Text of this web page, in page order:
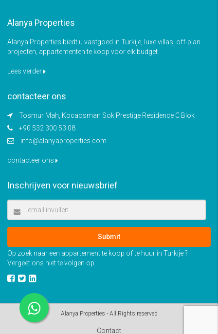
Alanya Properties
Alanya Properties biedt u vastgoed in Turkije, luxe villas, off-plan
projecten, appartementen te koop voor elk budget
Lees verder
contacteer ons
Tosmur Mah, Kocaosman Sok Prestige Residence C Blok
+90 532 300 53 08
info@alanyaproperties.com
contacteer ons
Inschrijven voor nieuwsbrief
Submit
Op zoek naar een appartement te koop of te huur in Turkije ?
Vergeet ons niet te volgen op
Alanya Properties - All Rights reserved
Contact